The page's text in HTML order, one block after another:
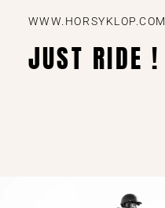
WWW.HORSYKLOP.COM
JUST RIDE !